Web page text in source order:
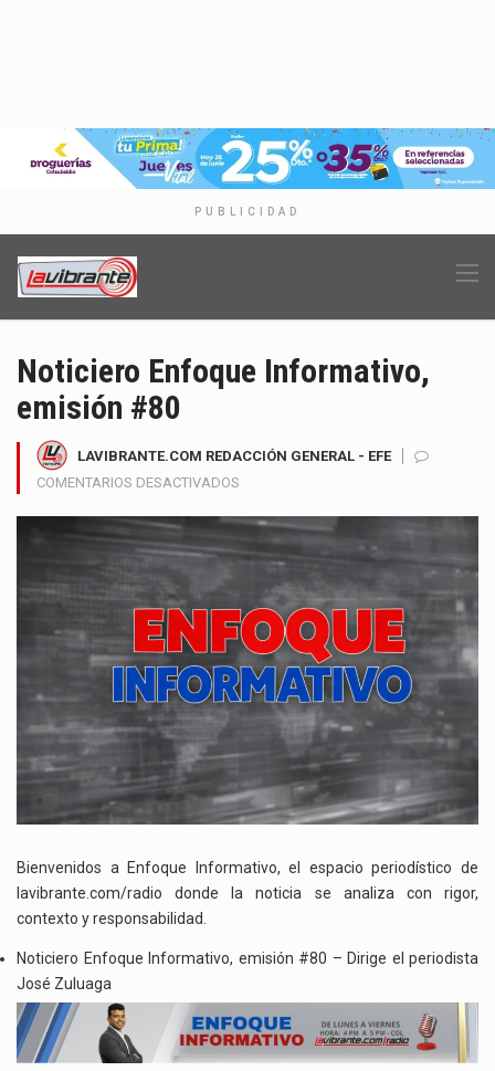
PUBLICIDAD
Noticiero Enfoque Informativo,
emisión #80
LAVIBRANTE.COM REDACCIÓN GENERAL - EFE
COMENTARIOS DESACTIVADOS
ENFOQUE
INFORMATIVO,
Bienvenidos a Enfoque Informativo, el espacio periodístico de
lavibrante.com/radio donde la noticia se analiza con rigor,
contexto y responsabilidad.
Noticiero Enfoque Informativo, emisión #80 – Dirige el periodista
José Zuluaga